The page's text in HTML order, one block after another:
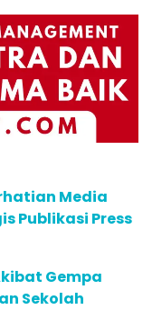
Media
Publikasi Press
Gempa
Sekolah